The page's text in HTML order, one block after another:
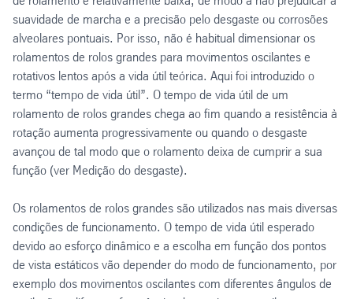
suavidade de marcha e a precisão pelo desgaste ou corrosões
alveolares pontuais. Por isso, não é habitual dimensionar os
rolamentos de rolos grandes para movimentos oscilantes e
rotativos lentos após a vida útil teórica. Aqui foi introduzido o
termo “tempo de vida útil”. O tempo de vida útil de um
rolamento de rolos grandes chega ao fim quando a resistência à
rotação aumenta progressivamente ou quando o desgaste
avançou de tal modo que o rolamento deixa de cumprir a sua
função (ver Medição do desgaste).
Os rolamentos de rolos grandes são utilizados nas mais diversas
condições de funcionamento. O tempo de vida útil esperado
devido ao esforço dinâmico e a escolha em função dos pontos
de vista estáticos vão depender do modo de funcionamento, por
exemplo dos movimentos oscilantes com diferentes ângulos de